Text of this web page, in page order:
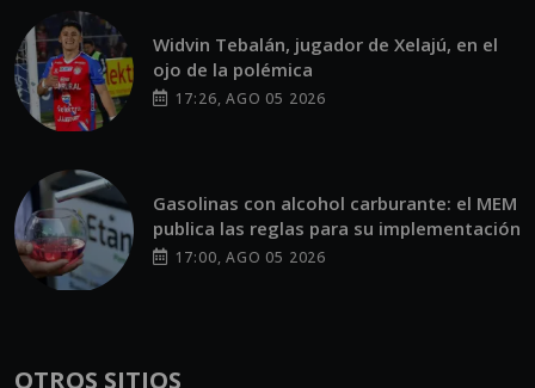
Widvin Tebalán, jugador de Xelajú, en el
ojo de la polémica
17:26, AGO 05 2026
Gasolinas con alcohol carburante: el MEM
publica las reglas para su implementación
17:00, AGO 05 2026
OTROS SITIOS